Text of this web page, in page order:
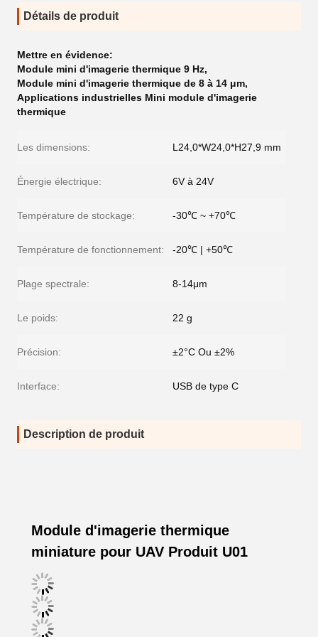
Détails de produit
Mettre en évidence:
Module mini d'imagerie thermique 9 Hz,
Module mini d'imagerie thermique de 8 à 14 μm,
Applications industrielles Mini module d'imagerie
thermique
Les dimensions: L24,0*W24,0*H27,9 mm
Énergie électrique: 6V à 24V
Température de stockage: -30℃ ~ +70℃
Température de fonctionnement: -20℃ | +50℃
Plage spectrale: 8-14μm
Le poids: 22 g
Précision: ±2°C Ou ±2%
Interface: USB de type C
Description de produit
Module d'imagerie thermique
miniature pour UAV Produit U01